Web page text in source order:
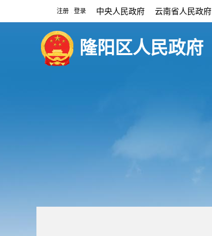
注册 登录 中央人民政府 云南省人民政府
隆阳区人民政府